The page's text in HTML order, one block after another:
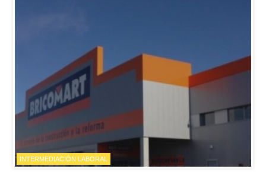
INTERMEDIACIÓN LABORAL